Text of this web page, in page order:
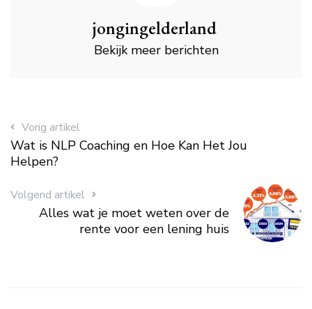
jongingelderland
Bekijk meer berichten
Vorig artikel
Wat is NLP Coaching en Hoe Kan Het Jou
Helpen?
Volgend artikel
Alles wat je moet weten over de
rente voor een lening huis